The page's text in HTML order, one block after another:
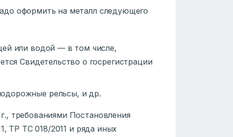
оформить на металл следующего
или водой — в том числе,
Свидетельство о госрегистрации
рельсы, и др.
требованиями Постановления
ТР ТС 018/2011 и ряда иных